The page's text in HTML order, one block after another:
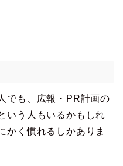
でも、広報・PR計画の
いう人もいるかもしれ
かく慣れるしかありま